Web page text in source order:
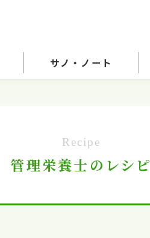
サノ・ノート
Recipe
管理栄養士のレシピ